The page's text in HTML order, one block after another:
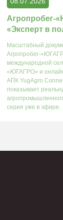
Агропробег-
«Эксперт в
Масштабный
Агропробег-
международной
«ЮГАГРО» и
АПК YugAgro
показывает
серия уже в эфире.